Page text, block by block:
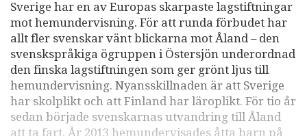
Sverige har en av Europas skarpaste lagstiftningar
mot hemundervisning. För att runda förbudet har
allt fler svenskar vänt blickarna mot Åland – den
svenskspråkiga ögruppen i Östersjön underordnad
den finska lagstiftningen som ger grönt ljus till
hemundervisning. Nyansskillnaden är att Sverige
har skolplikt och att Finland har läroplikt. För tio år
sedan började svenskarnas utvandring till Åland
att ta fart. År 2013 hemundervisades åtta barn på